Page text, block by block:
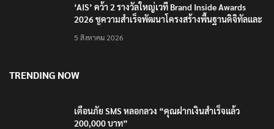
‘AIS’ คว้า 2 รางวัลใหญ่เวที Brand Inside Awards
2026 ชูความสำเร็จพัฒนาโครงสร้างพื้นฐานดิจิทัลและ
5 สิงหาคม 2026
TRENDING NOW
เตือนภัย SMS หลอกลวง “คุณฝากเงินสำเร็จแล้ว
200,000 บาท”